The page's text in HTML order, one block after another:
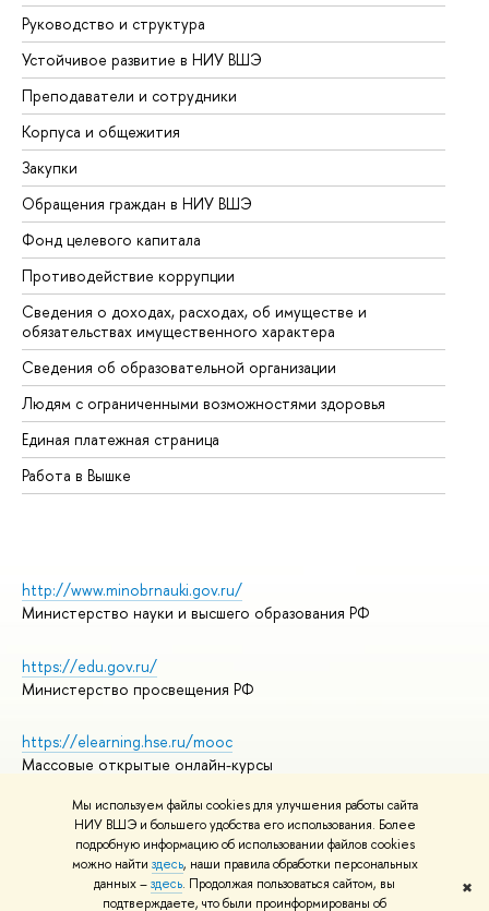
Мы используем файлы cookies для улучшения работы сайта
НИУ ВШЭ и большего удобства его использования. Более
подробную информацию об использовании файлов cookies
можно найти здесь, наши правила обработки персональных
данных –здесь. Продолжая пользоваться сайтом, вы
подтверждаете, что были проинформированы об
✖
Руководство и структура
Устойчивое развитие в НИУ ВШЭ
Преподаватели и сотрудники
Корпуса и общежития
Закупки
Обращения граждан в НИУ ВШЭ
Фонд целевого капитала
Противодействие коррупции
Сведения о доходах, расходах, об имуществе и
обязательствах имущественного характера
Сведения об образовательной организации
Людям с ограниченными возможностями здоровья
Единая платежная страница
Работа в Вышке
http://www.minobrnauki.gov.ru/
Министерство науки и высшего образования РФ
https://edu.gov.ru/
Министерство просвещения РФ
https://elearning.hse.ru/mooc
Массовые открытые онлайн-курсы
© НИУ ВШЭ 1993–2026
Адреса и контакты
Условия использования материалов
Политика конфиденциальности